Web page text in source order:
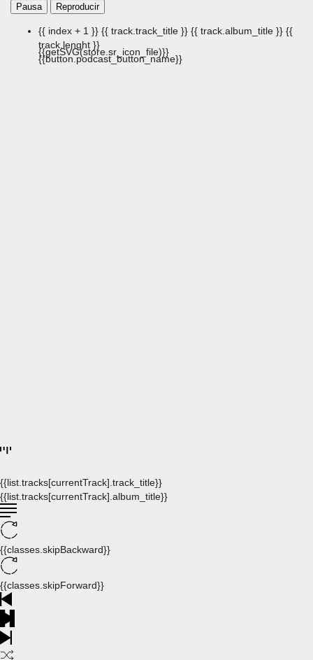
Pausa Reproducir
{{ index + 1 }} {{ track.track_title }} {{ track.album_title }} {{
track.lenght }}
{{getSVG(store.sr_icon_file)}}
{{button.podcast_button_name}}
{{list.tracks[currentTrack].track_title}}
{{list.tracks[currentTrack].album_title}}
{{classes.skipBackward}}
{{classes.skipForward}}